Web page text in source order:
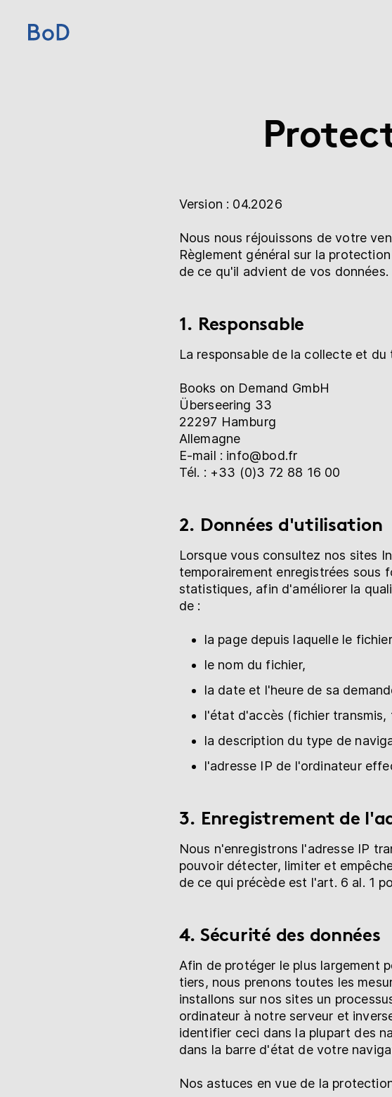
Nouveau projet de livre
Version : 04.2026
Nous nous réjouissons de votre
Règlement général sur la
de ce qu'il advient de vos données.
1. Responsable
La responsable de la collecte et
Books on Demand GmbH
Überseering 33
22297 Hamburg
Allemagne
E-mail : info@bod.fr
Tél. : +33 (0)3 72 88 16 00
2. Données d'utilisation
Lorsque vous consultez nos sites
temporairement enregistrées sous
statistiques, afin d'améliorer la
de :
la page depuis laquelle le
le nom du fichier,
la date et l'heure de sa
l'état d'accès (fichier transmis,
la description du type de
l'adresse IP de l'ordinateur
3. Enregistrement de
Nous n'enregistrons l'adresse IP
pouvoir détecter, limiter et
de ce qui précède est l'art. 6 al. 1
4. Sécurité des données
Afin de protéger le plus largement
tiers, nous prenons toutes les
installons sur nos sites un
ordinateur à notre serveur et
identifier ceci dans la plupart des
dans la barre d'état de votre
Nos astuces en vue de la